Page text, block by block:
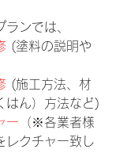
ランでは、
(塗料の説明や
(施工方法、材
はん）方法など)
ー （※各業者様
レクチャー致し